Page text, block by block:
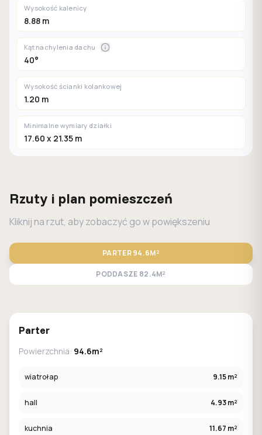
Wysokość kalenicy
8.88 m
Kąt nachylenia dachu
40°
Wysokość ścianki kolankowej
1.20 m
Minimalne wymiary działki
17.60 x 21.35 m
Rzuty i plan pomieszczeń
Kliknij na rzut, aby zobaczyć go w powiększeniu
PARTER94.6M²
PODDASZE 82.4M²
Parter
Powierzchnia: 94.6m²
wiatrołap 9.15 m²
hall 4.93 m²
kuchnia 11.67 m²